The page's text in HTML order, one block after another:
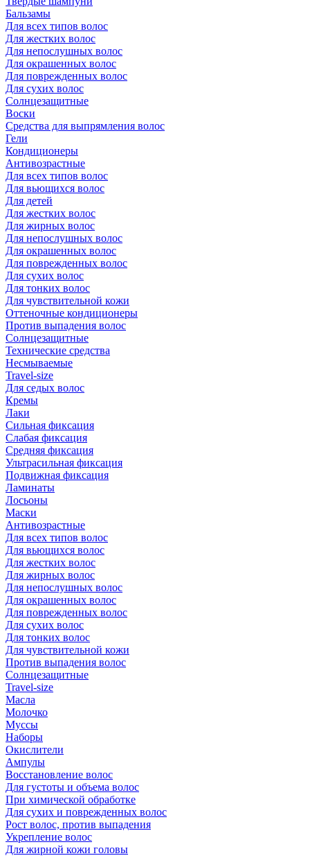
Бальзамы
Для всех типов волос
Для жестких волос
Для непослушных волос
Для окрашенных волос
Для поврежденных волос
Для сухих волос
Солнцезащитные
Воски
Средства для выпрямления волос
Гели
Кондиционеры
Антивозрастные
Для всех типов волос
Для вьющихся волос
Для детей
Для жестких волос
Для жирных волос
Для непослушных волос
Для окрашенных волос
Для поврежденных волос
Для сухих волос
Для тонких волос
Для чувствительной кожи
Оттеночные кондиционеры
Против выпадения волос
Солнцезащитные
Технические средства
Несмываемые
Travel-size
Для седых волос
Кремы
Лаки
Сильная фиксация
Слабая фиксация
Средняя фиксация
Ультрасильная фиксация
Подвижная фиксация
Ламинаты
Лосьоны
Маски
Антивозрастные
Для всех типов волос
Для вьющихся волос
Для жестких волос
Для жирных волос
Для непослушных волос
Для окрашенных волос
Для поврежденных волос
Для сухих волос
Для тонких волос
Для чувствительной кожи
Против выпадения волос
Солнцезащитные
Travel-size
Масла
Молочко
Муссы
Наборы
Окислители
Ампулы
Восстановление волос
Для густоты и объема волос
При химической обработке
Для сухих и поврежденных волос
Рост волос, против выпадения
Укрепление волос
Для жирной кожи головы